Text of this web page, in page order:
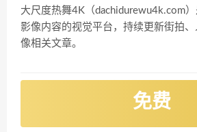
大尺度热舞4K（dachidurewu4k.com
影像内容的视觉平台，持续更新街拍
像相关文章。
免费